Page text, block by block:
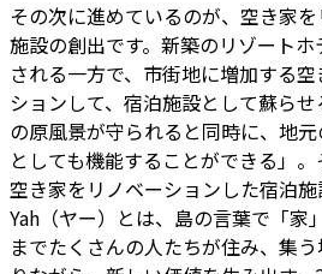
その次に進めているのが、空き家
施設の創出です。新築のリゾート
される一方で、市街地に増加する空
ションして、宿泊施設として蘇ら
の原風景が守られると同時に、地
としても機能することができる」。
空き家をリノベーションした宿泊施
Yah（ヤー）とは、島の言葉で「家
までたくさんの人たちが住み、集